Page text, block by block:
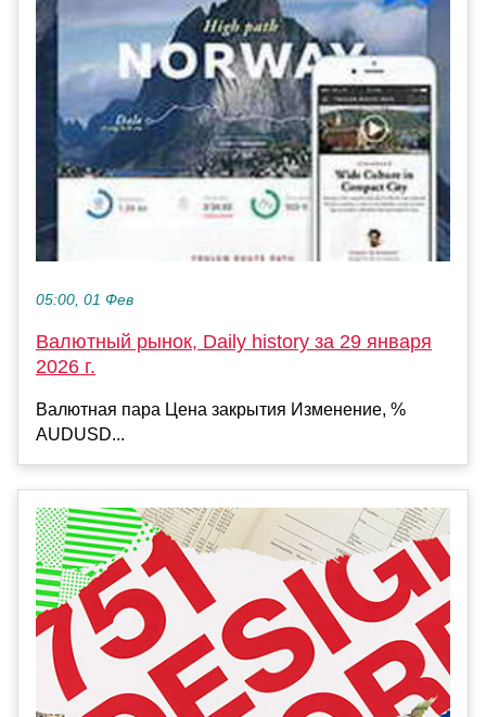
05:00, 01 Фев
Валютный рынок, Daily history за 29 января
2026 г.
Валютная пара Цена закрытия Изменение, %
AUDUSD...